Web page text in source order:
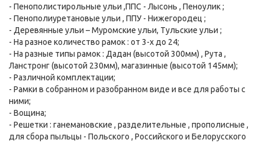
- Пенополистирольные ульи ,ППС - Лысонь , Пеноулик ;
- Пенополиуретановые ульи , ППУ - Нижегородец ;
- Деревянные ульи – Муромские ульи, Тульские ульи ;
- На разное количество рамок : от 3-х до 24;
- На разные типы рамок : Дадан (высотой 300мм) , Рута ,
Ланстронг (высотой 230мм), магазинные (высотой 145мм);
- Различной комплектации;
- Рамки в собранном и разобранном виде и все для работы с
ними;
- Вощина;
- Решетки : ганемановские , разделительные , прополисные ,
для сбора пыльцы - Польского , Российского и Белорусского